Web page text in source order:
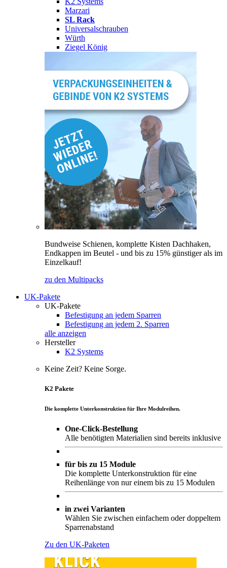
Marzari
SL Rack
Universalschrauben
Würth
Ziegel König
Bundweise Schienen, komplette Kisten Dachhaken,
Endkappen im Beutel - und bis zu 15% günstiger als im
Einzelkauf!
zu den Multipacks
UK-Pakete
UK-Pakete
Befestigung an jedem Sparren
Befestigung an jedem 2. Sparren
alle anzeigen
Hersteller
K2 Systems
Keine Zeit? Keine Sorge.
K2 Pakete
Die komplette Unterkonstruktion für Ihre Modulreihen.
One-Click-Bestellung
Alle benötigten Materialien sind bereits inklusive
für bis zu 15 Module
Die komplette Unterkonstruktion für eine
Reihenlänge von nur einem bis zu 15 Modulen
in zwei Varianten
Wählen Sie zwischen einfachem oder doppeltem
Sparrenabstand
Zu den UK-Paketen